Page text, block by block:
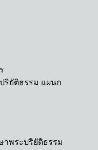
ริยัติธรรม แผนก
าพระปริยัติธรรม